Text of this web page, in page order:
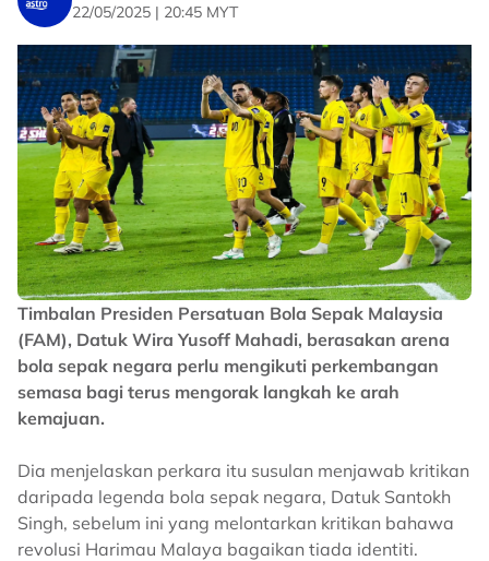
22/05/2025 | 20:45 MYT
Timbalan Presiden Persatuan Bola Sepak Malaysia
(FAM), Datuk Wira Yusoff Mahadi, berasakan arena
bola sepak negara perlu mengikuti perkembangan
semasa bagi terus mengorak langkah ke arah
kemajuan.
Dia menjelaskan perkara itu susulan menjawab kritikan
daripada legenda bola sepak negara, Datuk Santokh
Singh, sebelum ini yang melontarkan kritikan bahawa
revolusi Harimau Malaya bagaikan tiada identiti.